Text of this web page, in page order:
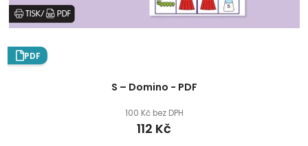
PDF
S – Domino - PDF
100 Kč bez DPH
112 Kč